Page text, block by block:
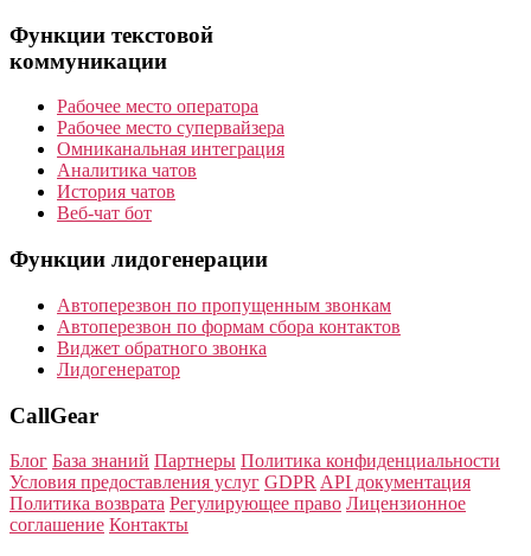
Функции текстовой
коммуникации
Рабочее место оператора
Рабочее место супервайзера
Омниканальная интеграция
Аналитика чатов
История чатов
Веб-чат бот
Функции лидогенерации
Автоперезвон по пропущенным звонкам
Автоперезвон по формам сбора контактов
Виджет обратного звонка
Лидогенератор
CallGear
Блог База знаний Партнеры Политика конфиденциальности
Условия предоставления услуг GDPR API документация
Политика возврата Регулирующее право Лицензионное
соглашение Контакты